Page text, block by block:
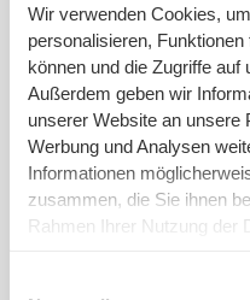
Wir verwenden Cookies,
personalisieren,
können und die Zugriffe auf
Außerdem geben wir
unserer Website an unsere
Werbung und Analysen
Informationen
zusammen, die Sie ihnen
Rahmen Ihrer Nutzung der
Elektrischer
Wirkungsgrad
(netto)
Elektrische
Energieausspeisung
Fernwärmeeinspeisung
Kessel (K)
Dampfdruck
Dampftemperatur